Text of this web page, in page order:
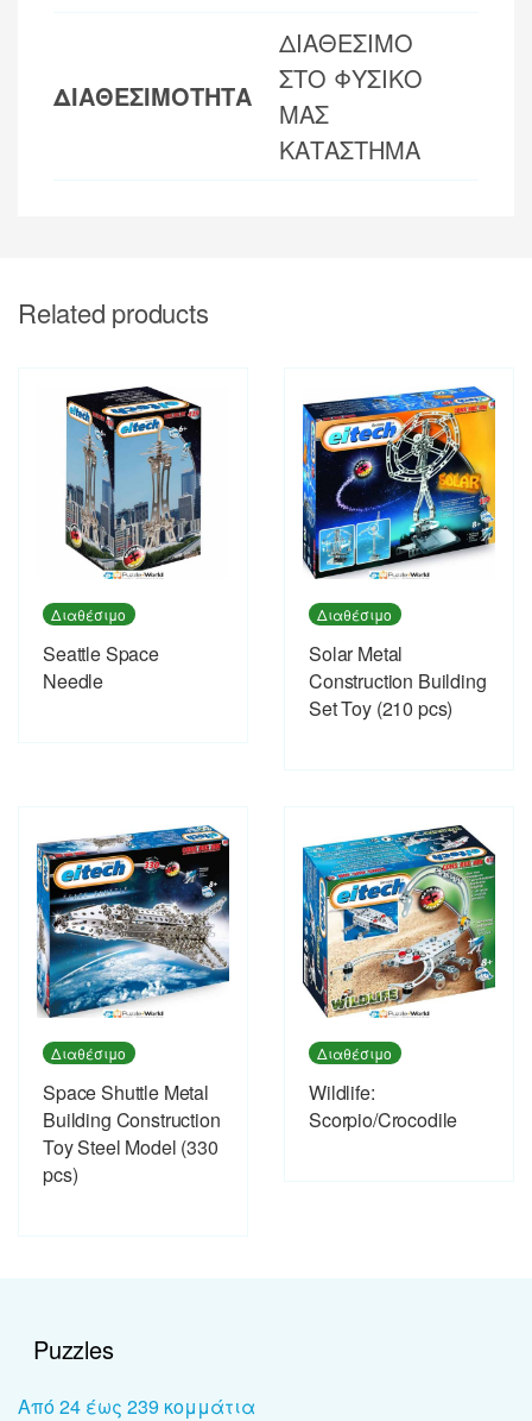
ΔΙΑΘΕΣΙΜΟΤΗΤΑ
ΔΙΑΘΕΣΙΜΟ
ΣΤΟ ΦΥΣΙΚΟ
ΜΑΣ
ΚΑΤΑΣΤΗΜΑ
Related products
Διαθέσιμο
Seattle Space
Needle
Διαθέσιμο
Solar Metal
Construction Building
Set Toy (210 pcs)
Διαθέσιμο
Space Shuttle Metal
Building Construction
Toy Steel Model (330
pcs)
Διαθέσιμο
Wildlife:
Scorpio/Crocodile
Puzzles
Από 24 έως 239 κομμάτια